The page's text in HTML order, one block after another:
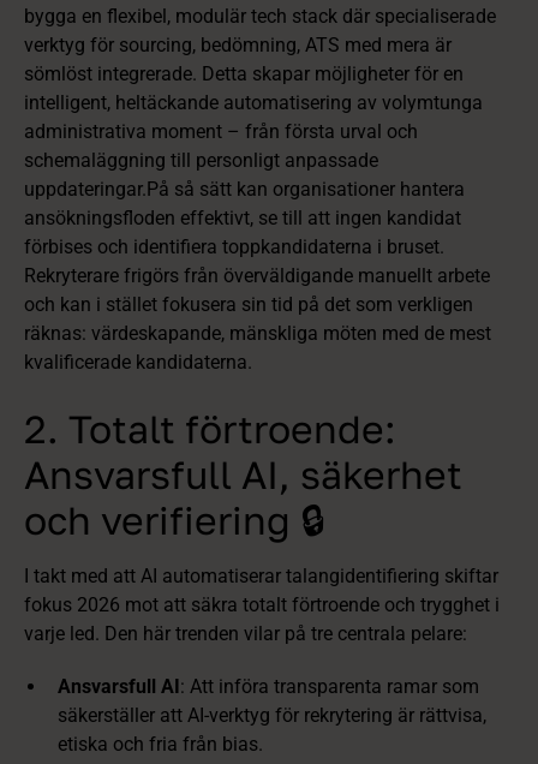
bygga en flexibel, modulär tech stack där specialiserade
verktyg för sourcing, bedömning, ATS med mera är
sömlöst integrerade. Detta skapar möjligheter för en
intelligent, heltäckande automatisering av volymtunga
administrativa moment – från första urval och
schemaläggning till personligt anpassade
uppdateringar.På så sätt kan organisationer hantera
ansökningsfloden effektivt, se till att ingen kandidat
förbises och identifiera toppkandidaterna i bruset.
Rekryterare frigörs från överväldigande manuellt arbete
och kan i stället fokusera sin tid på det som verkligen
räknas: värdeskapande, mänskliga möten med de mest
kvalificerade kandidaterna.
2. Totalt förtroende:
Ansvarsfull AI, säkerhet
och verifiering 🔒
I takt med att AI automatiserar talangidentifiering skiftar
fokus 2026 mot att säkra totalt förtroende och trygghet i
varje led. Den här trenden vilar på tre centrala pelare:
Ansvarsfull AI: Att införa transparenta ramar som
säkerställer att AI-verktyg för rekrytering är rättvisa,
etiska och fria från bias.